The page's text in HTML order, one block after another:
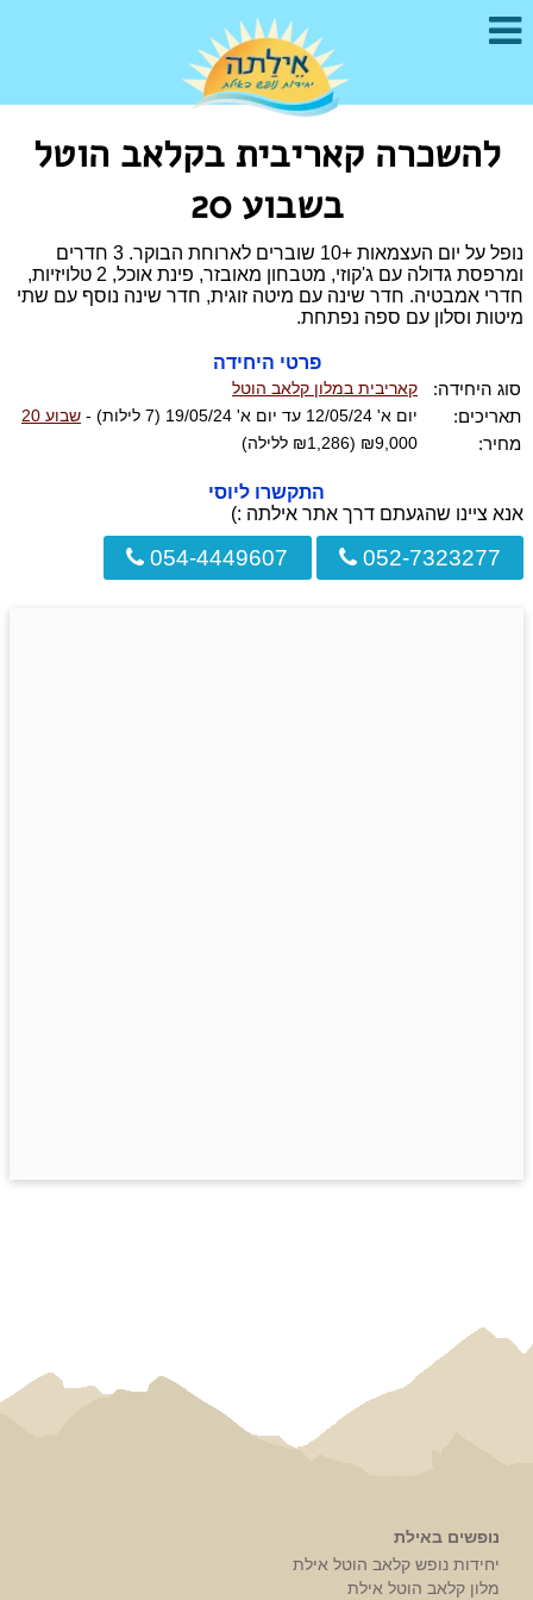
להשכרה קאריבית בקלאב הוטל
בשבוע 20
נופל על יום העצמאות +10 שוברים לארוחת הבוקר. 3 חדרים
ומרפסת גדולה עם ג'קוזי, מטבחון מאובזר, פינת אוכל, 2 טלויזיות,
חדרי אמבטיה. חדר שינה עם מיטה זוגית, חדר שינה נוסף עם שתי
מיטות וסלון עם ספה נפתחת.
פרטי היחידה
סוג היחידה:
קאריבית במלון קלאב הוטל
תאריכים: יום א' 12/05/24 עד יום א' 19/05/24 (7 לילות) - שבוע 20
מחיר: ₪9,000 (₪1,286 ללילה)
התקשרו ליוסי
אנא ציינו שהגעתם דרך אתר אילתה :)
052-7323277
054-4449607
נופשים באילת
יחידות נופש קלאב הוטל אילת
מלון קלאב הוטל אילת